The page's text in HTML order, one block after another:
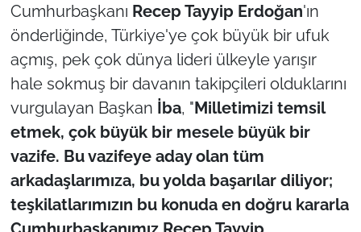
Cumhurbaşkanı Recep Tayyip Erdoğan'ın
önderliğinde, Türkiye'ye çok büyük bir ufuk
açmış, pek çok dünya lideri ülkeyle yarışır
hale sokmuş bir davanın takipçileri olduklarını
vurgulayan Başkan İba, "Milletimizi temsil
etmek, çok büyük bir mesele büyük bir
vazife. Bu vazifeye aday olan tüm
arkadaşlarımıza, bu yolda başarılar diliyor;
teşkilatlarımızın bu konuda en doğru kararla